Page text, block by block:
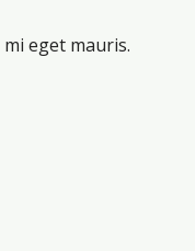
eget mauris.